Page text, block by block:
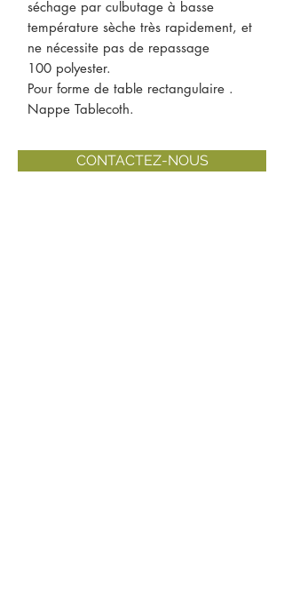
séchage par culbutage à basse
température sèche très rapidement, et
ne nécessite pas de repassage
100 polyester.
Pour forme de table rectangulaire .
Nappe Tablecoth.
CONTACTEZ-NOUS